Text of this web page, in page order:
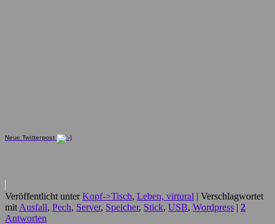
Neue Twitterpost
Veröffentlicht unter Kopf->Tisch, Leben, virtural | Verschlagwortet
mit Ausfall, Pech, Server, Speicher, Stick, USB, Wordpress | 2
Antworten